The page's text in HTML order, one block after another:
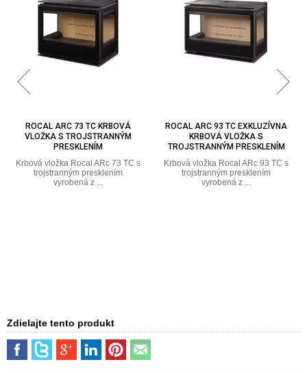
ROCAL ARC 73 TC KRBOVÁ
VLOŽKA S TROJSTRANNÝM
PRESKLENÍM
Krbová vložka Rocal ARc 73 TC s
trojstranným presklením
vyrobená z ...
ROCAL ARC 93 TC EXKLUZÍVNA
KRBOVÁ VLOŽKA S
TROJSTRANNÝM PRESKLENÍM
Krbová vložka Rocal ARc 93 TC s
trojstranným presklením
vyrobená z ...
Zdielajte tento produkt